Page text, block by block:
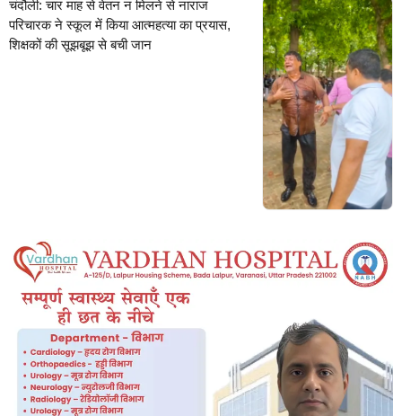
चंदौली: चार माह से वेतन न मिलने से नाराज
परिचारक ने स्कूल में किया आत्महत्या का प्रयास,
शिक्षकों की सूझबूझ से बची जान